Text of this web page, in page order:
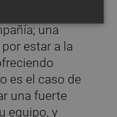
de
una
estar a la
es el caso de
una fuerte
equipo, y